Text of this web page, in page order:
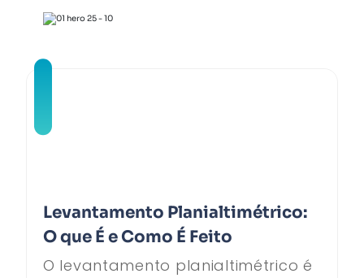
Levantamento Planialtimétrico:
O que É e Como É Feito
O levantamento planialtimétrico é